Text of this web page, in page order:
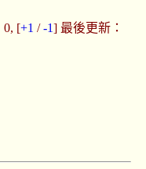
0, [+1 /-1] 最後更新：